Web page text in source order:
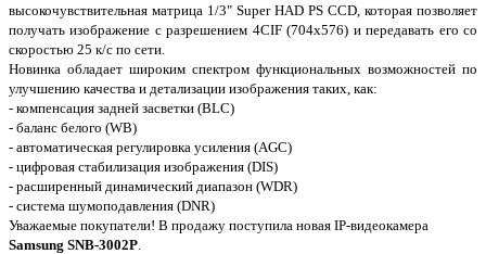
высокочувствительная матрица 1/3" Super HAD PS CCD, которая позволяет
получать изображение с разрешением 4CIF (704x576) и передавать его со
скоростью 25 к/с по сети.
Новинка обладает широким спектром функциональных возможностей по
улучшению качества и детализации изображения таких, как:
- компенсация задней засветки (BLC)
- баланс белого (WB)
- автоматическая регулировка усиления (AGC)
- цифровая стабилизация изображения (DIS)
- расширенный динамический диапазон (WDR)
- система шумоподавления (DNR)
Уважаемые покупатели! В продажу поступила новая IP-видеокамера
Samsung SNB-3002P